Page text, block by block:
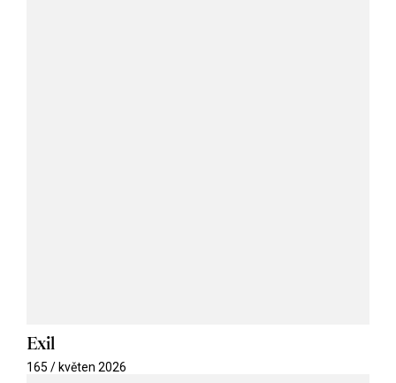
Exil
165 / květen 2026